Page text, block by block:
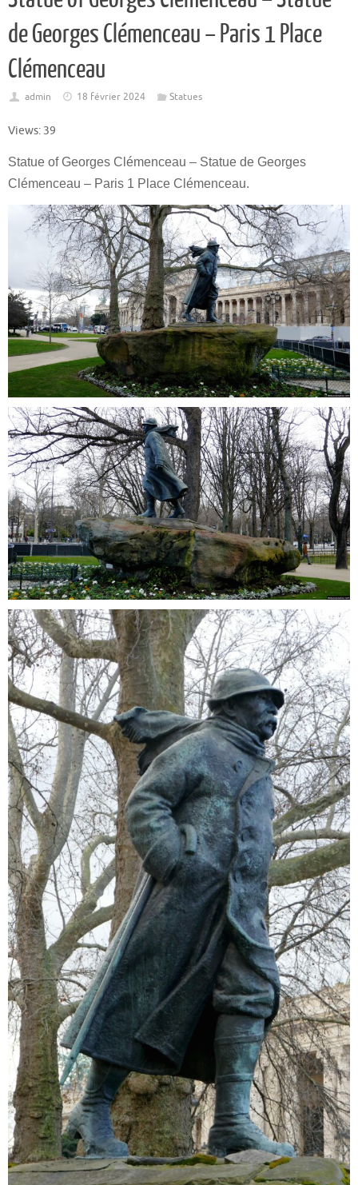
de Georges Clémenceau – Paris 1 Place
Clémenceau
admin 18 février 2024 Statues
Views: 39
Statue of Georges Clémenceau – Statue de Georges
Clémenceau – Paris 1 Place Clémenceau.